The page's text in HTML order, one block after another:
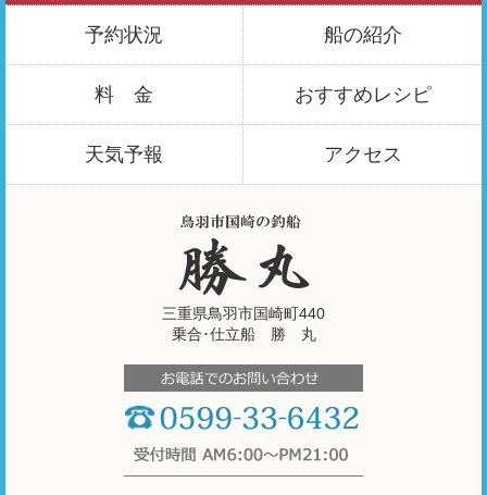
予約状況 船の紹介
料 金 おすすめレシピ
天気予報 アクセス
三重県鳥羽市国崎町440
乗合･仕立船 勝 丸